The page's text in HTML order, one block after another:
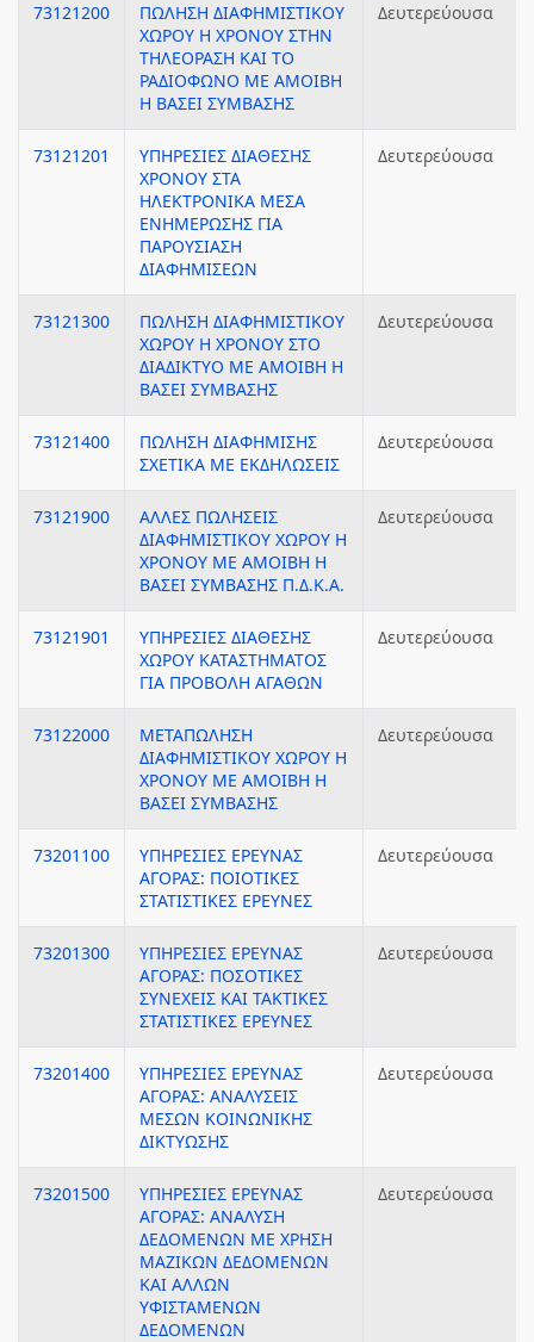
73121200
ΠΩΛΗΣΗ ΔΙΑΦΗΜΙΣΤΙΚΟΥ
ΧΩΡΟΥ Η ΧΡΟΝΟΥ ΣΤΗΝ
ΤΗΛΕΟΡΑΣΗ ΚΑΙ ΤΟ
ΡΑΔΙΟΦΩΝΟ ΜΕ ΑΜΟΙΒΗ
Η ΒΑΣΕΙ ΣΥΜΒΑΣΗΣ
Δευτερεύουσα
73121201
ΥΠΗΡΕΣΙΕΣ ΔΙΑΘΕΣΗΣ
ΧΡΟΝΟΥ ΣΤΑ
ΗΛΕΚΤΡΟΝΙΚΑ ΜΕΣΑ
ΕΝΗΜΕΡΩΣΗΣ ΓΙΑ
ΠΑΡΟΥΣΙΑΣΗ
ΔΙΑΦΗΜΙΣΕΩΝ
Δευτερεύουσα
73121300
ΠΩΛΗΣΗ ΔΙΑΦΗΜΙΣΤΙΚΟΥ
ΧΩΡΟΥ Η ΧΡΟΝΟΥ ΣΤΟ
ΔΙΑΔΙΚΤΥΟ ΜΕ ΑΜΟΙΒΗ Η
ΒΑΣΕΙ ΣΥΜΒΑΣΗΣ
Δευτερεύουσα
73121400
ΠΩΛΗΣΗ ΔΙΑΦΗΜΙΣΗΣ
ΣΧΕΤΙΚΑ ΜΕ ΕΚΔΗΛΩΣΕΙΣ
Δευτερεύουσα
73121900
ΑΛΛΕΣ ΠΩΛΗΣΕΙΣ
ΔΙΑΦΗΜΙΣΤΙΚΟΥ ΧΩΡΟΥ Η
ΧΡΟΝΟΥ ΜΕ ΑΜΟΙΒΗ Η
ΒΑΣΕΙ ΣΥΜΒΑΣΗΣ Π.Δ.Κ.Α.
Δευτερεύουσα
73121901
ΥΠΗΡΕΣΙΕΣ ΔΙΑΘΕΣΗΣ
ΧΩΡΟΥ ΚΑΤΑΣΤΗΜΑΤΟΣ
ΓΙΑ ΠΡΟΒΟΛΗ ΑΓΑΘΩΝ
Δευτερεύουσα
73122000
ΜΕΤΑΠΩΛΗΣΗ
ΔΙΑΦΗΜΙΣΤΙΚΟΥ ΧΩΡΟΥ Η
ΧΡΟΝΟΥ ΜΕ ΑΜΟΙΒΗ Η
ΒΑΣΕΙ ΣΥΜΒΑΣΗΣ
Δευτερεύουσα
73201100
ΥΠΗΡΕΣΙΕΣ ΕΡΕΥΝΑΣ
ΑΓΟΡΑΣ: ΠΟΙΟΤΙΚΕΣ
ΣΤΑΤΙΣΤΙΚΕΣ ΕΡΕΥΝΕΣ
Δευτερεύουσα
73201300
ΥΠΗΡΕΣΙΕΣ ΕΡΕΥΝΑΣ
ΑΓΟΡΑΣ: ΠΟΣΟΤΙΚΕΣ
ΣΥΝΕΧΕΙΣ ΚΑΙ ΤΑΚΤΙΚΕΣ
ΣΤΑΤΙΣΤΙΚΕΣ ΕΡΕΥΝΕΣ
Δευτερεύουσα
73201400
ΥΠΗΡΕΣΙΕΣ ΕΡΕΥΝΑΣ
ΑΓΟΡΑΣ: ΑΝΑΛΥΣΕΙΣ
ΜΕΣΩΝ ΚΟΙΝΩΝΙΚΗΣ
ΔΙΚΤΥΩΣΗΣ
Δευτερεύουσα
73201500
ΥΠΗΡΕΣΙΕΣ ΕΡΕΥΝΑΣ
ΑΓΟΡΑΣ: ΑΝΑΛΥΣΗ
ΔΕΔΟΜΕΝΩΝ ΜΕ ΧΡΗΣΗ
ΜΑΖΙΚΩΝ ΔΕΔΟΜΕΝΩΝ
ΚΑΙ ΑΛΛΩΝ
ΥΦΙΣΤΑΜΕΝΩΝ
ΔΕΔΟΜΕΝΩΝ
Δευτερεύουσα